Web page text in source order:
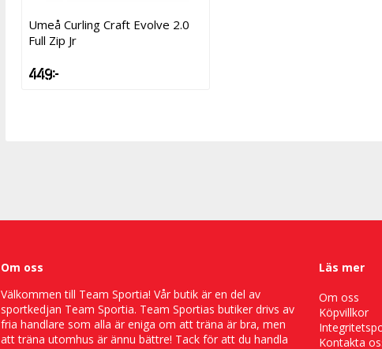
Lägg till i favoritlistan
Lägg till i favoritlistan
Umeå Curling Craft Evolve 2.0
Full Zip Jr
449 kr
Om oss
Välkommen till Team Sportia! Vår butik är en del av
sportkedjan Team Sportia. Team Sportias butiker drivs av
fria handlare som alla är eniga om att träna är bra, men
att träna utomhus är ännu bättre! Tack för att du handla
Läs mer
Om oss
Köpvillkor
Kontakta